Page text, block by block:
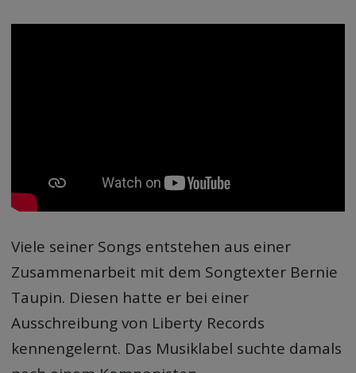
Viele seiner Songs entstehen aus einer
Zusammenarbeit mit dem Songtexter Bernie
Taupin. Diesen hatte er bei einer
Ausschreibung von Liberty Records
kennengelernt. Das Musiklabel suchte damals